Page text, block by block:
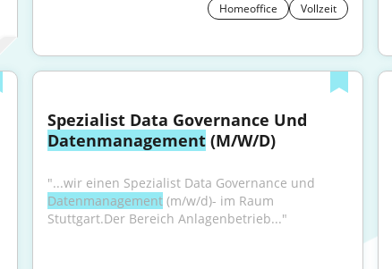
Homeoffice Vollzeit
Datenmanagement (M/W/D)
Datenmanagement (m/w/d)- im Raum
Stuttgart.Der Bereich Anlagenbetrieb..."